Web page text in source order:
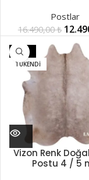
Postlar
16.490,00₺
-12%
TÜKENDI
Vizon Renk
Postu 4 / 5